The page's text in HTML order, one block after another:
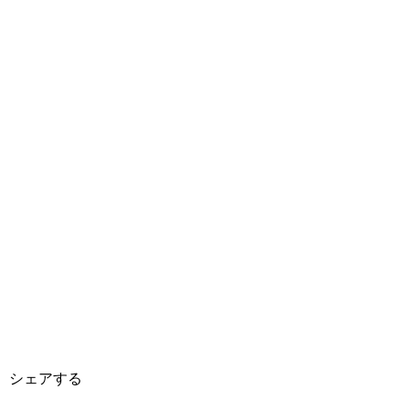
シェアする